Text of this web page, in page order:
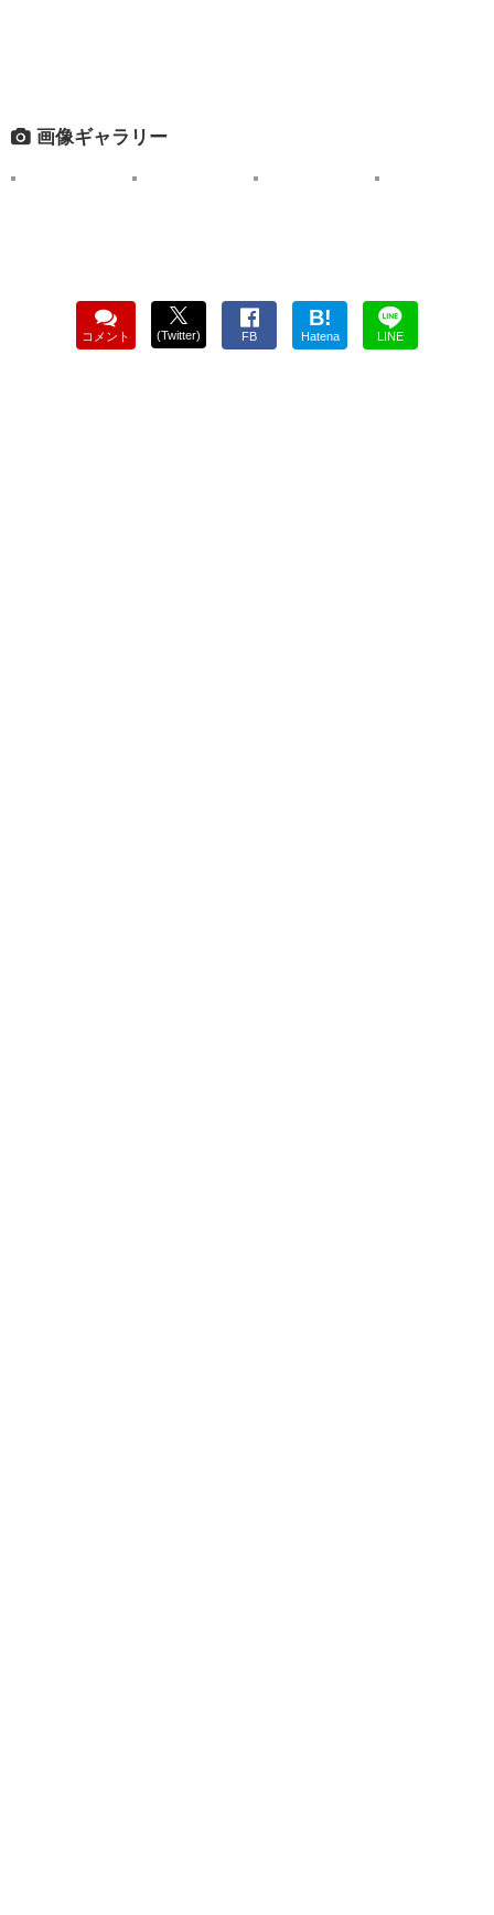
画像ギャラリー
コメント (Twitter) FB
B!
Hatena LINE